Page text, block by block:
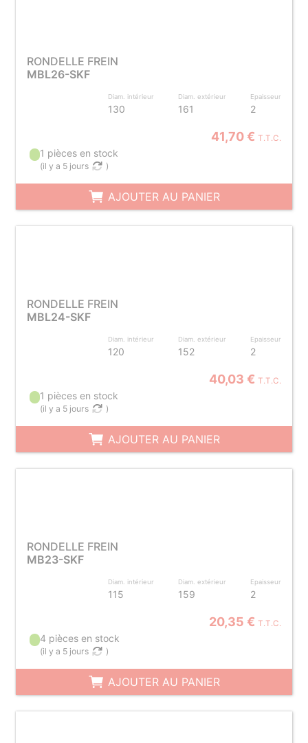
RONDELLE FREIN
MBL26-SKF
Diam. intérieur
130
Diam. extérieur
161
Epaisseur
2
41,70 € T.T.C.
1 pièces en stock
(il y a 5 jours )
AJOUTER AU PANIER
RONDELLE FREIN
MBL24-SKF
Diam. intérieur
120
Diam. extérieur
152
Epaisseur
2
40,03 € T.T.C.
1 pièces en stock
(il y a 5 jours )
AJOUTER AU PANIER
RONDELLE FREIN
MB23-SKF
Diam. intérieur
115
Diam. extérieur
159
Epaisseur
2
20,35 € T.T.C.
4 pièces en stock
(il y a 5 jours )
AJOUTER AU PANIER